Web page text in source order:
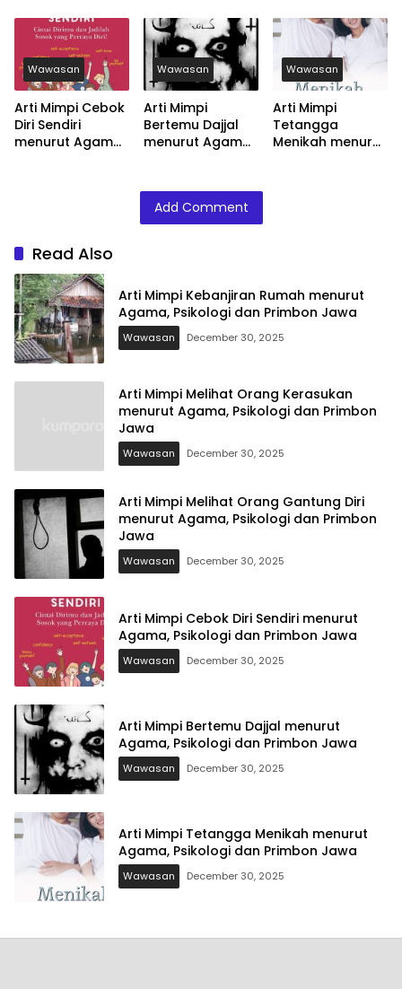
dan Primbon
Jawa
Psikologi dan
Primbon Jawa
dan Primbon
Jawa
Wawasan
Arti Mimpi Cebok
Diri Sendiri
menurut Agama,
Wawasan
Arti Mimpi
Bertemu Dajjal
menurut Agama,
Wawasan
Arti Mimpi
Tetangga
Menikah menurut
Add Comment
Read Also
Arti Mimpi Kebanjiran Rumah menurut
Agama, Psikologi dan Primbon Jawa
Wawasan December 30, 2025
Arti Mimpi Melihat Orang Kerasukan
menurut Agama, Psikologi dan Primbon
Jawa
Wawasan December 30, 2025
Arti Mimpi Melihat Orang Gantung Diri
menurut Agama, Psikologi dan Primbon
Jawa
Wawasan December 30, 2025
Arti Mimpi Cebok Diri Sendiri menurut
Agama, Psikologi dan Primbon Jawa
Wawasan December 30, 2025
Arti Mimpi Bertemu Dajjal menurut
Agama, Psikologi dan Primbon Jawa
Wawasan December 30, 2025
Arti Mimpi Tetangga Menikah menurut
Agama, Psikologi dan Primbon Jawa
Wawasan December 30, 2025